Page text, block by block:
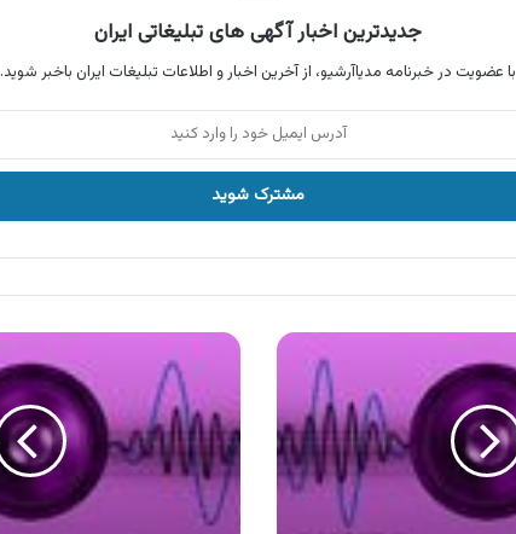
جدیدترین اخبار آگهی های تبلیغاتی ایران
با عضویت در خبرنامه مدیاآرشیو، از آخرین اخبار و اطلاعات تبلیغات ایران باخبر شوید.
آگهی
محصولات
،
روغن
کنجد
لیفود